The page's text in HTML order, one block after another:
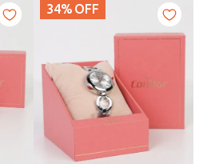
34% OFF